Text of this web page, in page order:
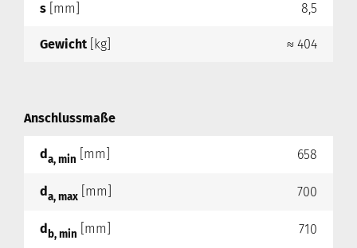
s [mm] 8,5
Gewicht [kg] ≈ 404
Anschlussmaße
da, min [mm] 658
da, max [mm] 700
d b, min [mm] 710